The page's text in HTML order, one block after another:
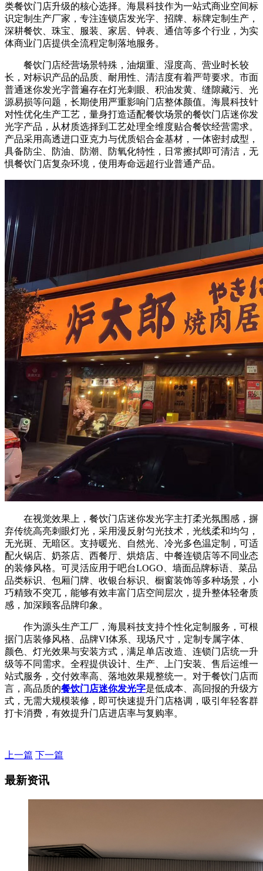
类餐饮门店升级的核心选择。海晨科技作为一站式商业空间标
识定制生产厂家，专注连锁店发光字、招牌、标牌定制生产，
深耕餐饮、珠宝、服装、家居、钟表、通信等多个行业，为实
体商业门店提供全流程定制落地服务。
餐饮门店经营场景特殊，油烟重、湿度高、营业时长较
长，对标识产品的品质、耐用性、清洁度有着严苛要求。市面
普通迷你发光字普遍存在灯光刺眼、积油发黄、缝隙藏污、光
源易损等问题，长期使用严重影响门店整体颜值。海晨科技针
对性优化生产工艺，量身打造适配餐饮场景的餐饮门店迷你发
光字产品，从材质选择到工艺处理全维度贴合餐饮经营需求。
产品采用高透进口亚克力与优质铝合金基材，一体密封成型，
具备防尘、防油、防潮、防氧化特性，日常擦拭即可清洁，无
惧餐饮门店复杂环境，使用寿命远超行业普通产品。
在视觉效果上，餐饮门店迷你发光字主打柔光氛围感，摒
弃传统高亮刺眼灯光，采用漫反射匀光技术，光线柔和均匀，
无光斑、无暗区。支持暖光、自然光、冷光多色温定制，可适
配火锅店、奶茶店、西餐厅、烘焙店、中餐连锁店等不同业态
的装修风格。可灵活应用于吧台LOGO、墙面品牌标语、菜品
品类标识、包厢门牌、收银台标识、橱窗装饰等多种场景，小
巧精致不突兀，能够有效丰富门店空间层次，提升整体轻奢质
感，加深顾客品牌印象。
作为源头生产工厂，海晨科技支持个性化定制服务，可根
据门店装修风格、品牌VI体系、现场尺寸，定制专属字体、
颜色、灯光效果与安装方式，满足单店改造、连锁门店统一升
级等不同需求。全程提供设计、生产、上门安装、售后运维一
站式服务，交付效率高、落地效果规整统一。对于餐饮门店而
言，高品质的餐饮门店迷你发光字是低成本、高回报的升级方
式，无需大规模装修，即可快速提升门店格调，吸引年轻客群
打卡消费，有效提升门店进店率与复购率。
上一篇 下一篇
最新资讯